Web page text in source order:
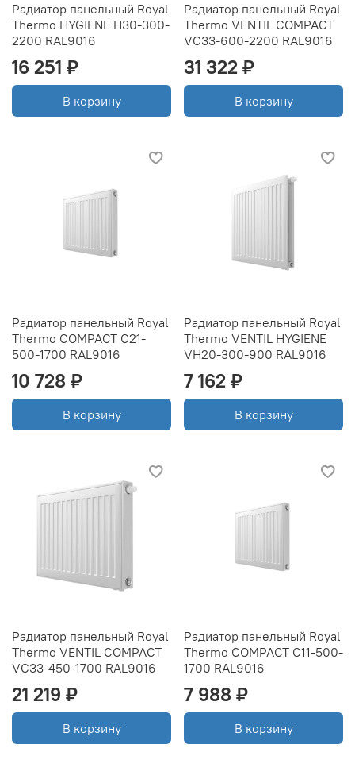
Радиатор панельный Royal
Thermo HYGIENE H30-300-
2200 RAL9016
16 251 ₽
В корзину
Радиатор панельный Royal
Thermo VENTIL COMPACT
VC33-600-2200 RAL9016
31 322 ₽
В корзину
Радиатор панельный Royal
Thermo COMPACT C21-
500-1700 RAL9016
10 728 ₽
В корзину
Радиатор панельный Royal
Thermo VENTIL HYGIENE
VH20-300-900 RAL9016
7 162 ₽
В корзину
Радиатор панельный Royal
Thermo VENTIL COMPACT
VC33-450-1700 RAL9016
21 219 ₽
В корзину
Радиатор панельный Royal
Thermo COMPACT C11-500-
1700 RAL9016
7 988 ₽
В корзину